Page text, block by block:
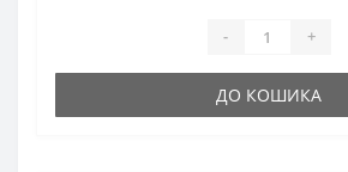
- +
ДО КОШИКА